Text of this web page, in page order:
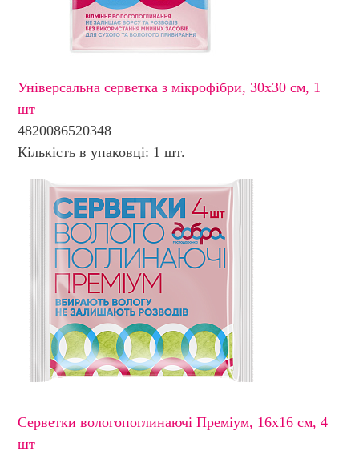
Універсальна серветка з мікрофібри, 30х30 см, 1
шт
4820086520348
Кількість в упаковці: 1 шт.
Серветки вологопоглинаючi Преміум, 16х16 см, 4
шт